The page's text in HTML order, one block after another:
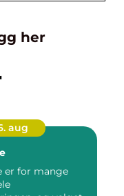
her
aug
er for mange